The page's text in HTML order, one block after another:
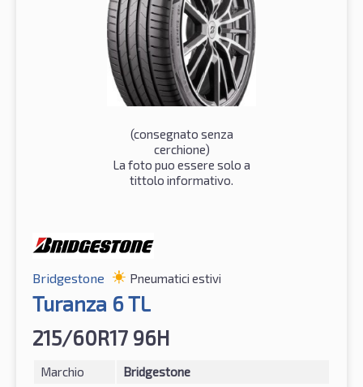
(consegnato senza
cerchione)
La foto puo essere solo a
tittolo informativo.
Bridgestone Pneumatici estivi
Turanza 6 TL
215/60R17 96H
Marchio
Bridgestone